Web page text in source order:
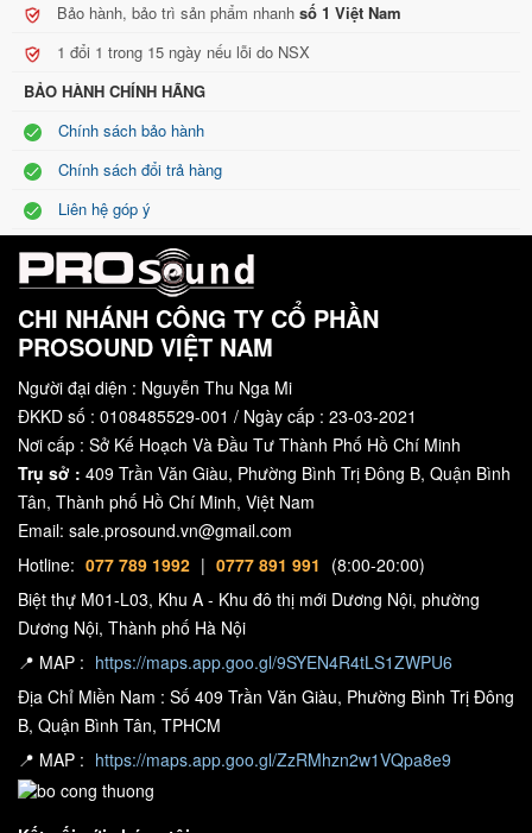
Bảo hành, bảo trì sản phẩm nhanh số 1 Việt Nam
1 đổi 1 trong 15 ngày nếu lỗi do NSX
BẢO HÀNH CHÍNH HÃNG
Chính sách bảo hành
Chính sách đổi trả hàng
Liên hệ góp ý
CHI NHÁNH CÔNG TY CỔ PHẦN
PROSOUND VIỆT NAM
Người đại diện : Nguyễn Thu Nga Mi
ĐKKD số : 0108485529-001 / Ngày cấp : 23-03-2021
Nơi cấp : Sở Kế Hoạch Và Đầu Tư Thành Phố Hồ Chí Minh
Trụ sở : 409 Trần Văn Giàu, Phường Bình Trị Đông B, Quận Bình
Tân, Thành phố Hồ Chí Minh, Việt Nam
Email: sale.prosound.vn@gmail.com
Hotline: 077 789 1992 | 0777 891 991 (8:00-20:00)
Biệt thự M01-L03, Khu A - Khu đô thị mới Dương Nội, phường
Dương Nội, Thành phố Hà Nội
📍 MAP : https://maps.app.goo.gl/9SYEN4R4tLS1ZWPU6
Địa Chỉ Miền Nam : Số 409 Trần Văn Giàu, Phường Bình Trị Đông
B, Quận Bình Tân, TPHCM
📍 MAP : https://maps.app.goo.gl/ZzRMhzn2w1VQpa8e9